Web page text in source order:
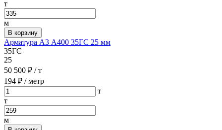
т
м
В корзину
Арматура А3 А400 35ГС 25 мм
35ГС
25
50 500 ₽ / т
194 ₽ / метр
т
т
м